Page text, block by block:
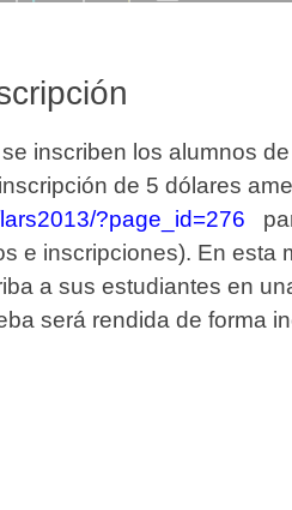
inscriben los alumnos
de 5 dólares
?page_id=276
e inscripciones). En esta
a sus estudiantes en
será rendida de forma